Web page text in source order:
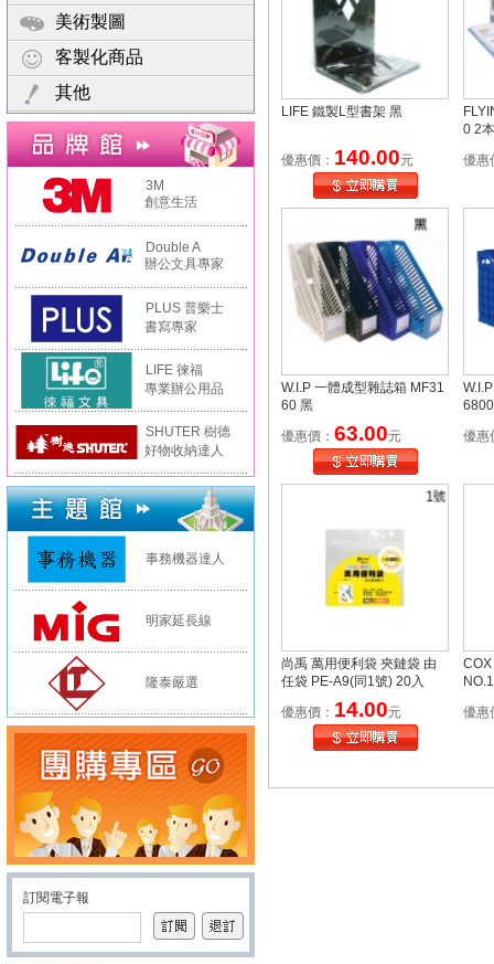
美術製圖
客製化商品
其他
3M
創意生活
Double A
辦公文具專家
PLUS 普樂士
書寫專家
LIFE 徠福
專業辦公用品
SHUTER 樹德
好物收納達人
事務機器達人
明家延長線
隆泰嚴選
LIFE 鐵製L型書架 黑
優惠價： 140.00元
0 2
優惠
W.I.P 一體成型雜誌箱 MF31
60 黑
優惠價： 63.00元
優惠
尚禹 萬用便利袋 夾鏈袋 由
任袋 PE-A9(同1號) 20入
優惠價： 14.00元
優惠